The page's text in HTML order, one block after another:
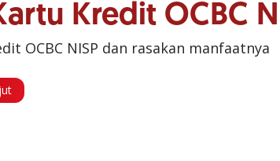
Kredit OCBC
OCBC NISP dan rasakan manfaatnya